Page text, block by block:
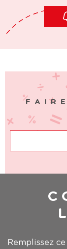
Remplissez